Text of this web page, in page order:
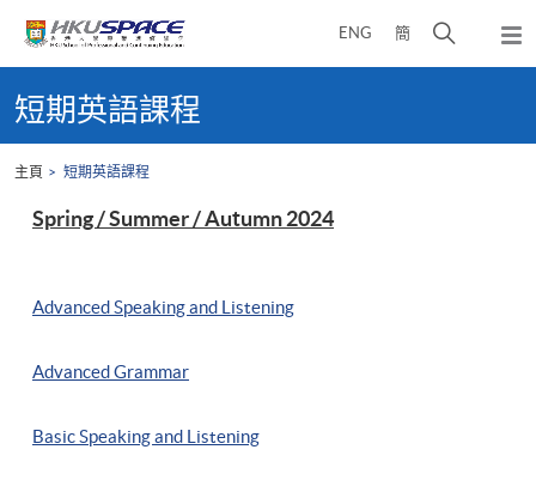
ENG 簡
開
彈
出
單
content
start短期英語課程
主頁 短期英語課程
Spring / Summer / Autumn 2024
Advanced Speaking and Listening
Advanced Grammar
Basic Speaking and Listening